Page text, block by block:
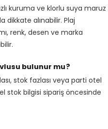
kuruma ve klorlu suya maruz
dikkate alınabilir. Plaj
renk, desen ve marka
bulunur mu?
stok fazlası veya parti otel
stok bilgisi sipariş öncesinde